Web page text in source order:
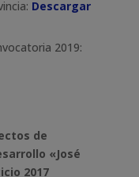
Descargar
2019:
de
«José
2017